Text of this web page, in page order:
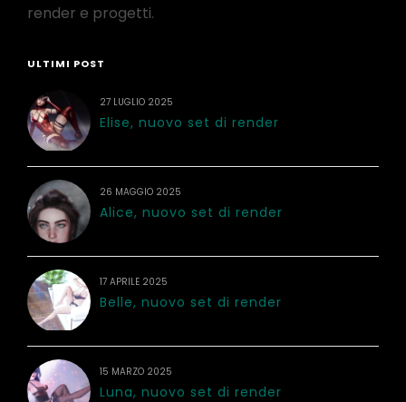
render e progetti.
ULTIMI POST
27 LUGLIO 2025
Elise, nuovo set di render
26 MAGGIO 2025
Alice, nuovo set di render
17 APRILE 2025
Belle, nuovo set di render
15 MARZO 2025
Luna, nuovo set di render